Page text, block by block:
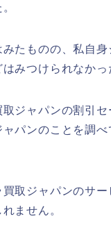
たものの、私自
みつけられなかっ
ジャパンの割引
パンのことを調
取ジャパンのサ
ません。